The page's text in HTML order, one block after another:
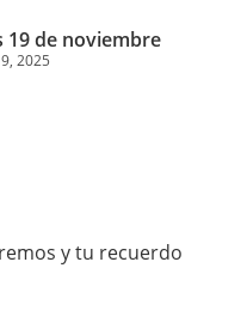
19 de noviembre
2025
y tu recuerdo